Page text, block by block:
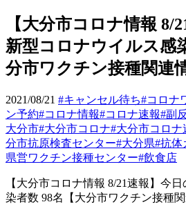
【大分市コロナ情報 8/
新型コロナウイルス感
分市ワクチン接種関連
2021/08/21 #キャンセル待ち#コロナ
ン予約#コロナ情報#コロナ速報#副
大分市#大分市コロナ#大分市コロナ
分市抗原検査センター#大分県#抗体
県営ワクチン接種センター#飲食店
【大分市コロナ情報 8/21速報】今日
染者数 98名【大分市ワクチン接種関